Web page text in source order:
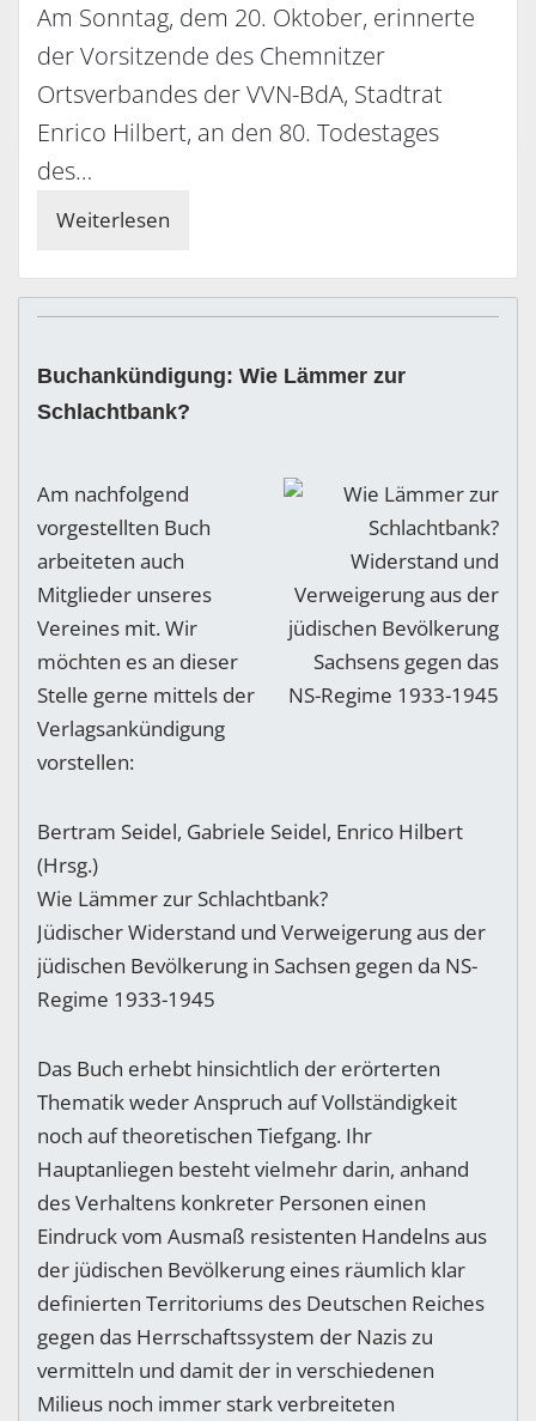
Am Sonntag, dem 20. Oktober, erinnerte
der Vorsitzende des Chemnitzer
Ortsverbandes der VVN-BdA, Stadtrat
Enrico Hilbert, an den 80. Todestages
des…
Weiterlesen
Buchankündigung: Wie Lämmer zur
Schlachtbank?
Am nachfolgend
vorgestellten Buch
arbeiteten auch
Mitglieder unseres
Vereines mit. Wir
möchten es an dieser
Stelle gerne mittels der
Verlagsankündigung
vorstellen:
Bertram Seidel, Gabriele Seidel, Enrico Hilbert
(Hrsg.)
Wie Lämmer zur Schlachtbank?
Jüdischer Widerstand und Verweigerung aus der
jüdischen Bevölkerung in Sachsen gegen da NS-
Regime 1933-1945
Das Buch erhebt hinsichtlich der erörterten
Thematik weder Anspruch auf Vollständigkeit
noch auf theoretischen Tiefgang. Ihr
Hauptanliegen besteht vielmehr darin, anhand
des Verhaltens konkreter Personen einen
Eindruck vom Ausmaß resistenten Handelns aus
der jüdischen Bevölkerung eines räumlich klar
definierten Territoriums des Deutschen Reiches
gegen das Herrschaftssystem der Nazis zu
vermitteln und damit der in verschiedenen
Milieus noch immer stark verbreiteten